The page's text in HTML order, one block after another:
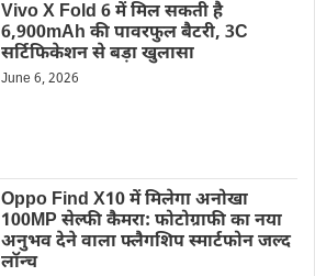
Vivo X Fold 6 में मिल सकती है
6,900mAh की पावरफुल बैटरी, 3C
सर्टिफिकेशन से बड़ा खुलासा
June 6, 2026
Oppo Find X10 में मिलेगा अनोखा
100MP सेल्फी कैमरा: फोटोग्राफी का नया
अनुभव देने वाला फ्लैगशिप स्मार्टफोन जल्द
लॉन्च